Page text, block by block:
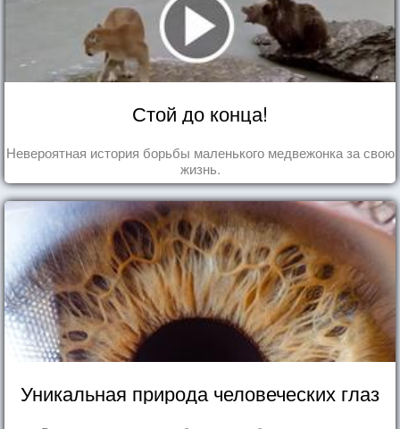
Стой до конца!
Невероятная история борьбы маленького медвежонка за свою
жизнь.
Уникальная природа человеческих глаз